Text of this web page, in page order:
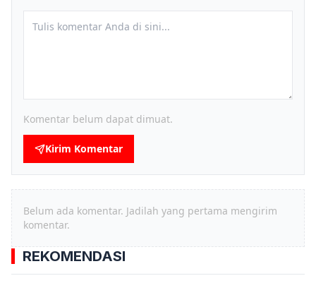
Komentar belum dapat dimuat.
Kirim Komentar
Belum ada komentar. Jadilah yang pertama mengirim
komentar.
REKOMENDASI